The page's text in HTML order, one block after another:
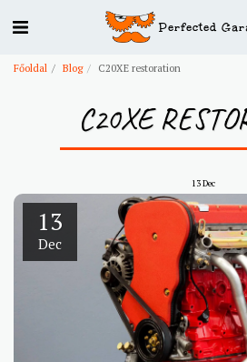
Perfected
Főoldal Blog C20XE restoration
C20XE
13Dec
13
Dec